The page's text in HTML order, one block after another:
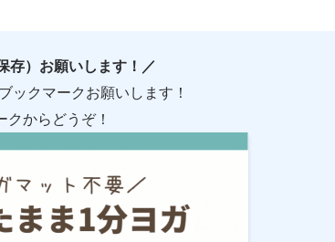
存）お願いします！／
ックマークお願いします！
からどうぞ！